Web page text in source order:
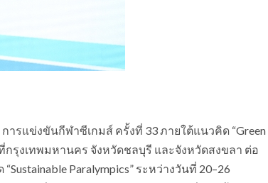
รแข่งขันกีฬาซีเกมส์ ครั้งที่ 33 ภายใต้แนวคิด “Green
กรุงเทพมหานคร จังหวัดชลบุรี และจังหวัดสงขลา ต่อ
Paralympics” ระหว่างวันที่ 20–26